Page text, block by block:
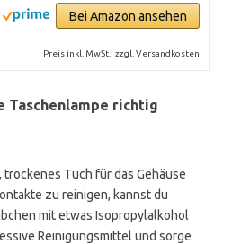
Bei Amazon ansehen
Preis inkl. MwSt., zzgl. Versandkosten
Taschenlampe richtig
Tuch für das Gehäuse
zu reinigen, kannst du
mit etwas Isopropylalkohol
Reinigungsmittel und sorge